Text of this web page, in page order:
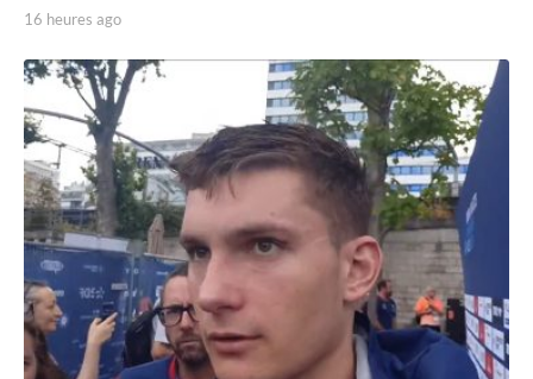
16 heures ago
h
e
u
r
e
a
o